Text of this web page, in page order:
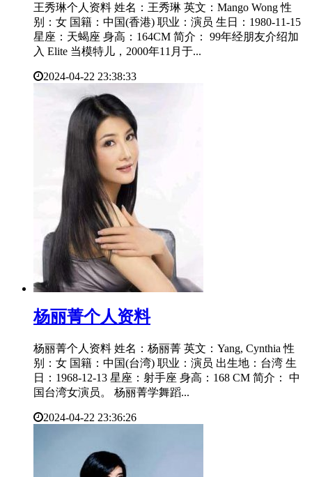
王秀琳个人资料 姓名：王秀琳 英文：Mango Wong 性
别：女 国籍：中国(香港) 职业：演员 生日：1980-11-15
星座：天蝎座 身高：164CM 简介： 99年经朋友介绍加
入 Elite 当模特儿，2000年11月于...
2024-04-22 23:38:33
​杨丽菁个人资料
杨丽菁个人资料 姓名：杨丽菁 英文：Yang, Cynthia 性
别：女 国籍：中国(台湾) 职业：演员 出生地：台湾 生
日：1968-12-13 星座：射手座 身高：168 CM 简介： 中
国台湾女演员。 杨丽菁学舞蹈...
2024-04-22 23:36:26